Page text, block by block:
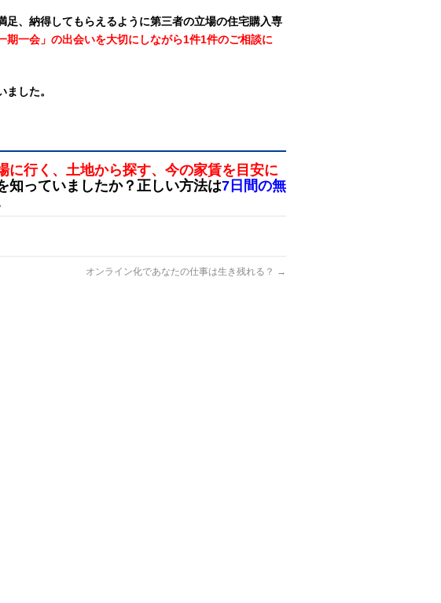
足、納得してもらえるように第三者の立場の住宅購入専
一期一会」の出会いを大切にしながら1件1件のご相談に
した。
に行く、土地から探す、今の家賃を目安に
知っていましたか？正しい方法は7日間の無
オンライン化であなたの仕事は生き残れる？ →